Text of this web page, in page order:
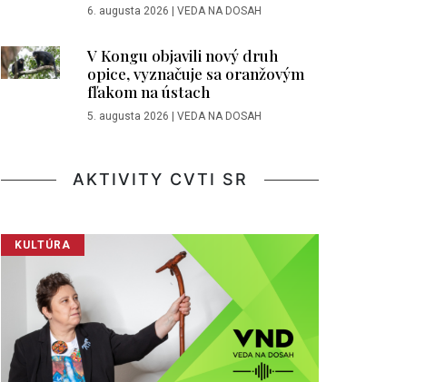
6. augusta 2026 | VEDA NA DOSAH
V Kongu objavili nový druh
opice, vyznačuje sa oranžovým
fľakom na ústach
5. augusta 2026 | VEDA NA DOSAH
AKTIVITY CVTI SR
KULTÚRA